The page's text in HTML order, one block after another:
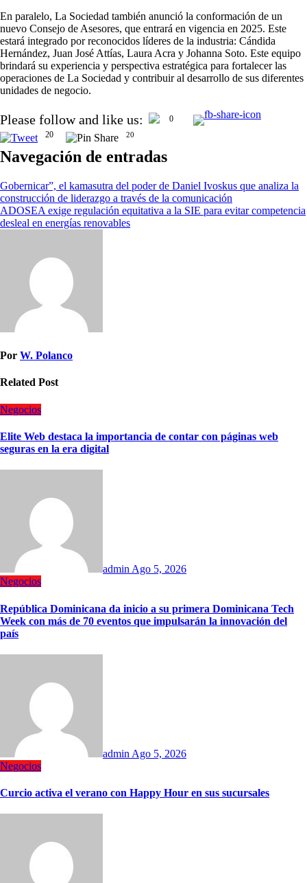
En paralelo, La Sociedad también anunció la conformación de un
nuevo Consejo de Asesores, que entrará en vigencia en 2025. Este
estará integrado por reconocidos líderes de la industria: Cándida
Hernández, Juan José Attías, Laura Acra y Johanna Soto. Este equipo
brindará su experiencia y perspectiva estratégica para fortalecer las
operaciones de La Sociedad y contribuir al desarrollo de sus diferentes
unidades de negocio.
Please follow and like us:
0
20
20
Navegación de entradas
Gobernicar”, el kamasutra del poder de Daniel Ivoskus que analiza la
construcción de liderazgo a través de la comunicación
ADOSEA exige regulación equitativa a la SIE para evitar competencia
desleal en energías renovables
Por W. Polanco
Related Post
Negocios
Elite Web destaca la importancia de contar con páginas web
seguras en la era digital
admin Ago 5, 2026
Negocios
República Dominicana da inicio a su primera Dominicana Tech
Week con más de 70 eventos que impulsarán la innovación del
país
admin Ago 5, 2026
Negocios
Curcio activa el verano con Happy Hour en sus sucursales